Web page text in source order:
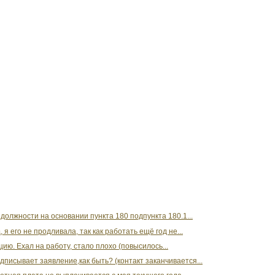
на основании пункта 180 подпункта 180.1...
его не продливала, так как работать ещё год не...
Ехал на работу, стало плохо (повысилось...
заявление,как быть? (контакт заканчивается...